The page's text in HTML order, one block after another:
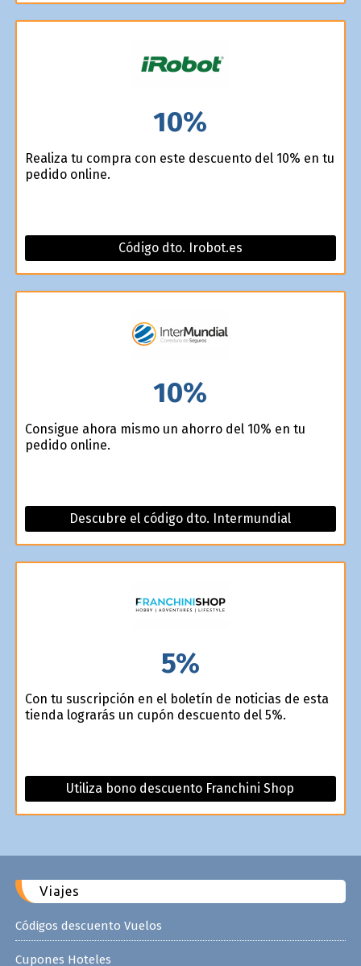
10%
Realiza tu compra con este descuento del 10% en tu
pedido online.
Código dto. Irobot.es
10%
Consigue ahora mismo un ahorro del 10% en tu
pedido online.
Descubre el código dto. Intermundial
5%
Con tu suscripción en el boletín de noticias de esta
tienda lograrás un cupón descuento del 5%.
Utiliza bono descuento Franchini Shop
Viajes
Códigos descuento Vuelos
Cupones Hoteles